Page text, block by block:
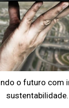
o futuro com
sustentabilidade.